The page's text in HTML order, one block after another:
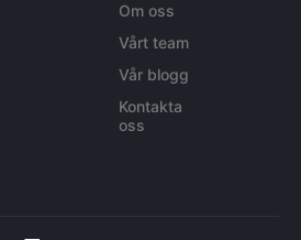
Om oss
Vårt team
Vår blogg
Kontakta
oss